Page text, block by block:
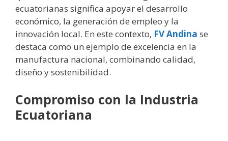
ecuatorianas significa apoyar el desarrollo
económico, la generación de empleo y la
innovación local. En este contexto, FV Andina se
destaca como un ejemplo de excelencia en la
manufactura nacional, combinando calidad,
diseño y sostenibilidad.
Compromiso con la Industria
Ecuatoriana